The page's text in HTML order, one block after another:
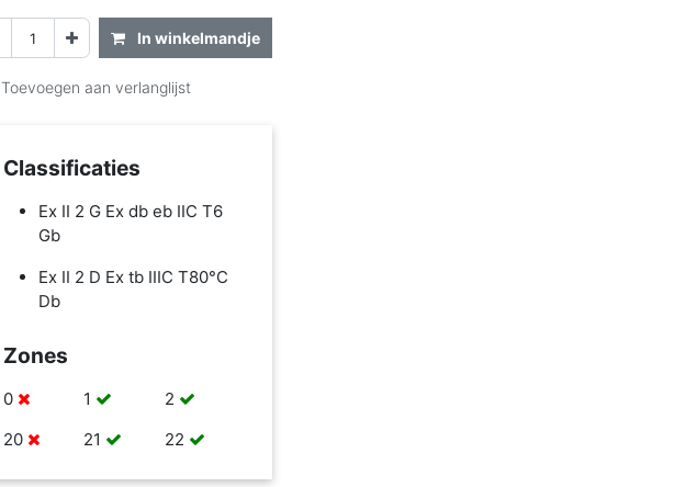
In winkelmandje
Toevoegen aan verlanglijst
Classificaties
Ex II 2 G Ex db eb IIC T6
Gb
Ex II 2 D Ex tb IIIC T80°C
Db
Zones
0 1
2
20
21 22